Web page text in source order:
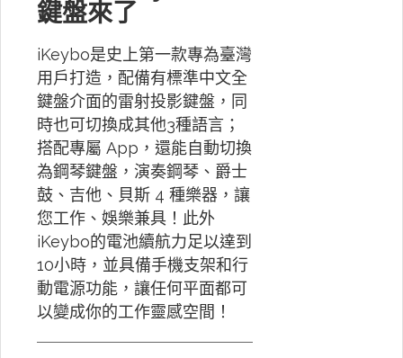
鍵盤來了
iKeybo是史上第一款專為臺灣
用戶打造，配備有標準中文全
鍵盤介面的雷射投影鍵盤，同
時也可切換成其他3種語言；
搭配專屬 App，還能自動切換
為鋼琴鍵盤，演奏鋼琴、爵士
鼓、吉他、貝斯 4 種樂器，讓
您工作、娛樂兼具！此外
iKeybo的電池續航力足以達到
10小時，並具備手機支架和行
動電源功能，讓任何平面都可
以變成你的工作靈感空間！